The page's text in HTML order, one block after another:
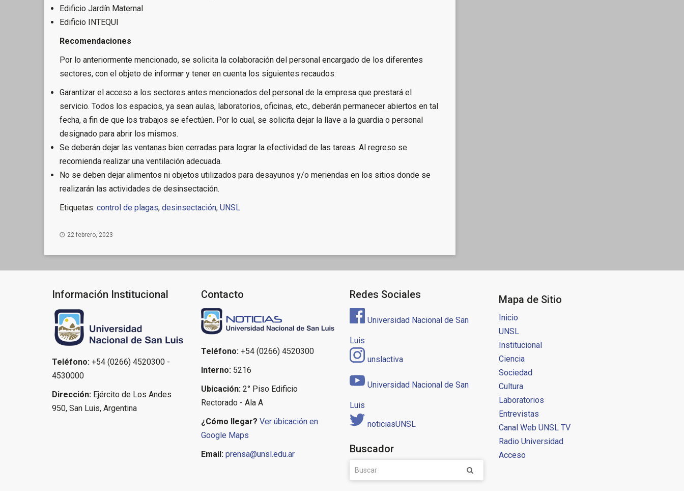
Edificio Jardín Maternal
Edificio INTEQUI
Recomendaciones
Por lo anteriormente mencionado, se solicita la colaboración del personal encargado de los diferentes
sectores, con el objeto de informar y tener en cuenta los siguientes recaudos:
Garantizar el acceso a los sectores antes mencionados del personal de la empresa que prestará el
servicio. Todos los espacios, ya sean aulas, laboratorios, oficinas, etc., deberán permanecer abiertos en tal
fecha, a fin de que los trabajos se efectúen. Por lo cual, se solicita dejar la llave a la guardia o personal
designado para abrir los mismos.
Se deberán dejar las ventanas bien cerradas para lograr la efectividad de las tareas. Al regreso se
recomienda realizar una ventilación adecuada.
No se deben dejar alimentos ni objetos utilizados para desayunos y/o meriendas en los sitios donde se
realizarán las actividades de desinsectación.
Etiquetas: control de plagas, desinsectación, UNSL
22 febrero, 2023
Información Institucional
Teléfono: +54 (0266) 4520300 -
4530000
Dirección: Ejército de Los Andes
950, San Luis, Argentina
Contacto
Teléfono:+54 (0266) 4520300
Interno:5216
Ubicación:2° Piso Edificio
Rectorado - Ala A
¿Cómo llegar? Ver úbicación en
Google Maps
Email: prensa@unsl.edu.ar
Redes Sociales
Universidad Nacional de San
Luis
unslactiva
Universidad Nacional de San
Luis
noticiasUNSL
Buscador
Mapa de Sitio
Inicio
UNSL
Institucional
Ciencia
Sociedad
Cultura
Laboratorios
Entrevistas
Canal Web UNSL TV
Radio Universidad
Acceso